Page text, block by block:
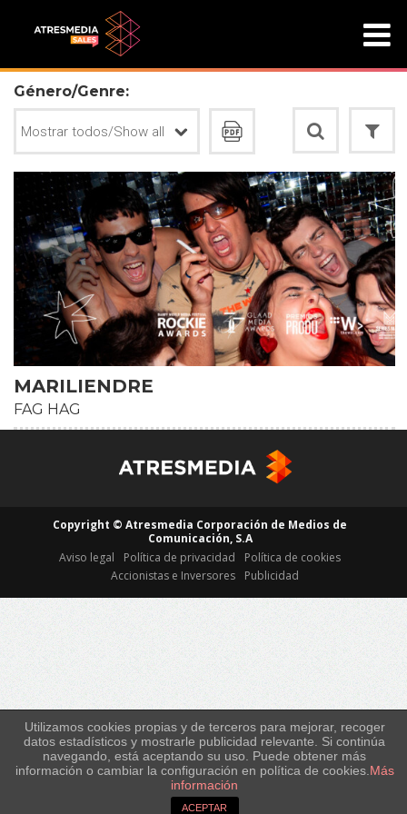
Género/Genre:
MARILIENDRE
FAG HAG
Copyright © Atresmedia Corporación de Medios de
Comunicación, S.A
Aviso legal
Política de privacidad
Política de cookies
Accionistas e Inversores
Publicidad
Utilizamos cookies propias y de terceros para mejorar, recoger
datos estadísticos y mostrarle publicidad relevante. Si continúa
navegando, está aceptando su uso. Puede obtener más
información o cambiar la configuración en política de cookies. Más
información
ACEPTAR